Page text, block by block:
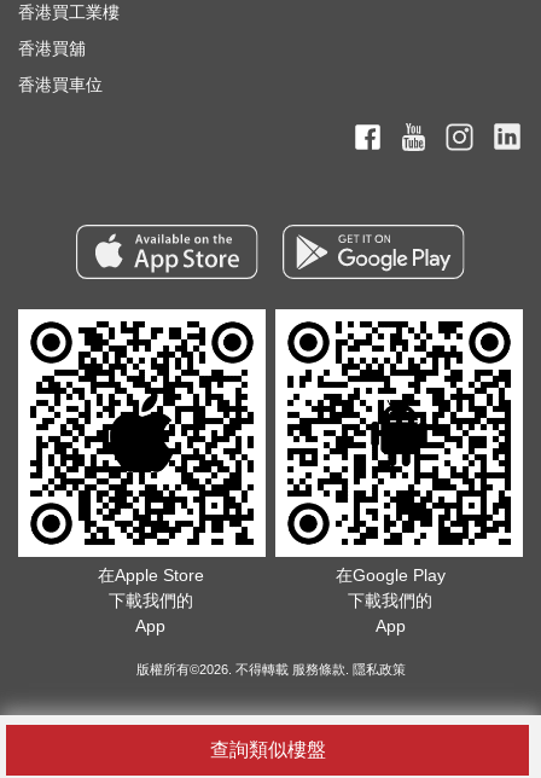
查詢類似樓盤
香港買工業樓
香港買舖
香港買車位
在Apple Store
下載我們的
App
在Google Play
下載我們的
App
版權所有©2026. 不得轉載 服務條款 隱私政策